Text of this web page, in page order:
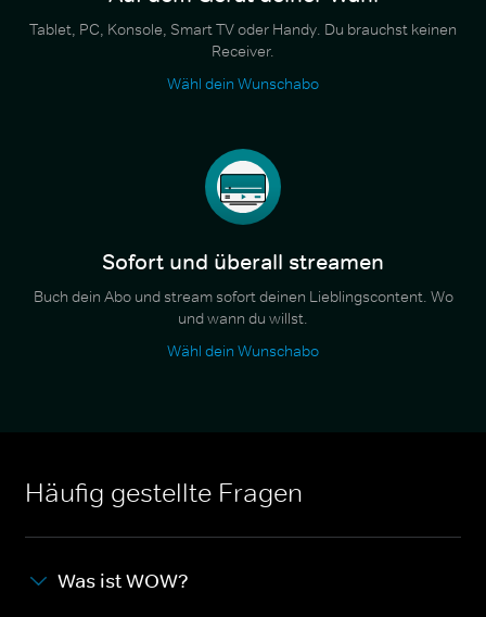
Tablet, PC, Konsole, Smart TV oder Handy. Du brauchst keinen
Receiver.
Wähl dein Wunschabo
Sofort und überall streamen
Buch dein Abo und stream sofort deinen Lieblingscontent. Wo
und wann du willst.
Wähl dein Wunschabo
Häufig gestellte Fragen
Was ist WOW?